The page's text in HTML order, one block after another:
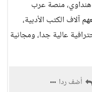
هنداوي، منصة عرب
الكتب الأدبية،
عالية جدا، ومجانية
أضف ردا